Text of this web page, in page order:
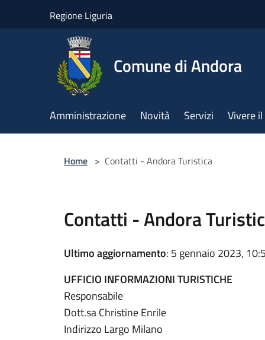
Regione Liguria
Comune di Andora
Amministrazione Novità Servizi Vivere
Home > Contatti - Andora Turistica
Contatti - Andora
Ultimo aggiornamento: 5 gennaio 2023,
UFFICIO INFORMAZIONI TURISTICHE
Responsabile
Dott.sa Christine Enrile
Indirizzo Largo Milano